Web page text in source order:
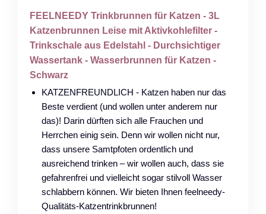
FEELNEEDY Trinkbrunnen für Katzen - 3L
Katzenbrunnen Leise mit Aktivkohlefilter -
Trinkschale aus Edelstahl - Durchsichtiger
Wassertank - Wasserbrunnen für Katzen -
Schwarz
KATZENFREUNDLICH - Katzen haben nur das
Beste verdient (und wollen unter anderem nur
das)! Darin dürften sich alle Frauchen und
Herrchen einig sein. Denn wir wollen nicht nur,
dass unsere Samtpfoten ordentlich und
ausreichend trinken – wir wollen auch, dass sie
gefahrenfrei und vielleicht sogar stilvoll Wasser
schlabbern können. Wir bieten Ihnen feelneedy-
Qualitäts-Katzentrinkbrunnen!